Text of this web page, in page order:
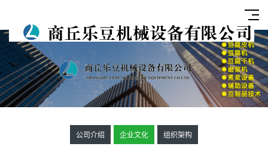
公司介绍 企业文化 组织架构